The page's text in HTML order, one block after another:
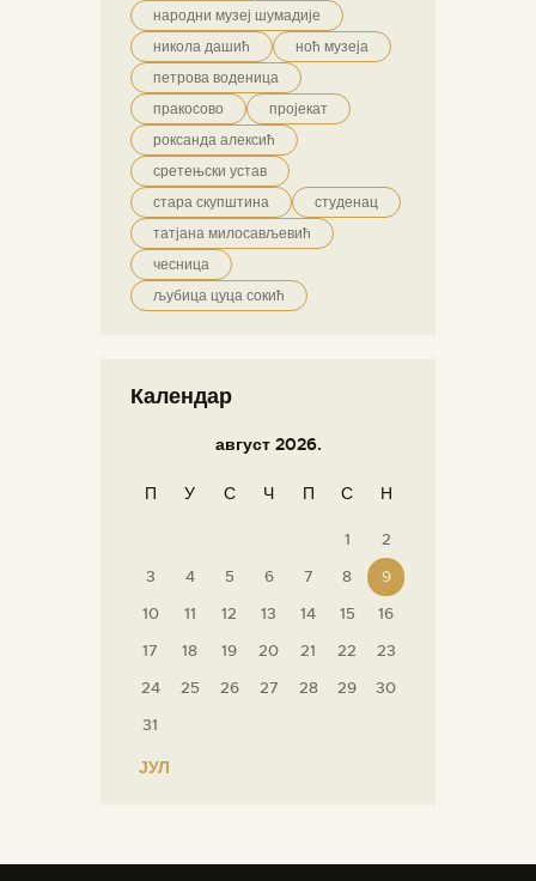
народни музеј шумадије
никола дашић
ноћ музеја
петрова воденица
пракосово
пројекат
роксанда алексић
сретењски устав
стара скупштина
студенац
татјана милосављевић
чесница
љубица цуца сокић
Календар
август 2026.
П У С Ч П С Н
1
2
3
4 5 6 7 8
9
10
11 12 13 14 15
16
17
18 19 20 21 22
23
24
25 26 27 28 29
30
31
« ЈУЛ